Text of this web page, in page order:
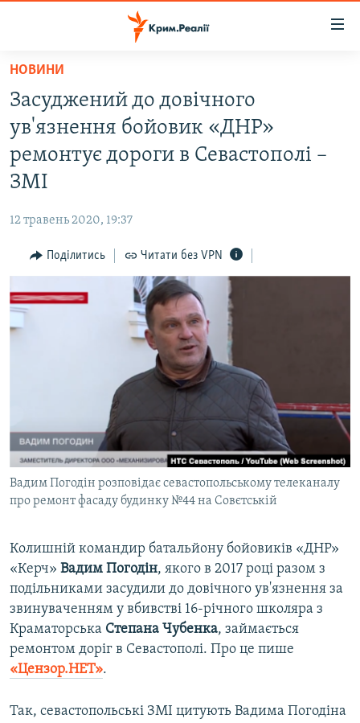
Перейти
основного
матеріалу
Перейти
до
основної
Перейти
пошуку
ВОДА.КРИМ
ПОЛІТИКА
ПОГЛЯД
ІНТЕРВ'Ю
ВСЕ ЗА ДЕНЬ
СПЕЦПРОЕКТИ
ВІДЕОУРОКИ «ELIFBE»
СВІДЧЕННЯ ОКУПАЦІЇ
УКРАЇНСЬКА ПРОБЛЕМА КРИМУ
ІНФОГРАФІКА
ЯК ОБІЙТИ БЛОКУВАННЯ
ДОЛУЧАЙСЯ!
НОВИНИ
Засуджений до довічного
ув'язнення бойовик «ДНР»
ремонтує дороги в Севастополі –
ЗМІ
12 травень 2020, 19:37
Поділитись Читати без VPN
Вадим Погодін розповідає севастопольському телеканалу
про ремонт фасаду будинку №44 на Совєтській
Колишній командир батальйону бойовиків «ДНР»
«Керч» Вадим Погодін, якого в 2017 році разом з
подільниками засудили до довічного ув'язнення за
звинуваченням у вбивстві 16-річного школяра з
Краматорська Степана Чубенка, займається
ремонтом доріг в Севастополі. Про це пише
«Цензор.НЕТ».
Так, севастопольські ЗМІ цитують Вадима Погодіна